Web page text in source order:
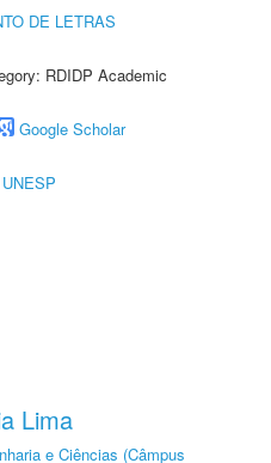
DE LETRAS
RDIDP Academic
Google Scholar
Lima
e Ciências (Câmpus